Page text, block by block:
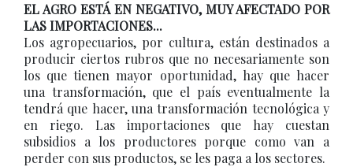
EL AGRO ESTÁ EN NEGATIVO, MUY AFECTADO POR
LAS IMPORTACIONES...
Los agropecuarios, por cultura, están destinados a
producir ciertos rubros que no necesariamente son
los que tienen mayor oportunidad, hay que hacer
una transformación, que el país eventualmente la
tendrá que hacer, una transformación tecnológica y
en riego. Las importaciones que hay cuestan
subsidios a los productores porque como van a
perder con sus productos, se les paga a los sectores.